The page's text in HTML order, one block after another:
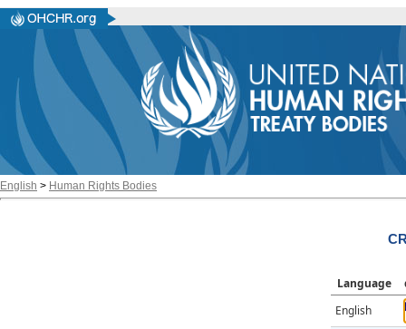
English > Human Rights Bodies
Language
English